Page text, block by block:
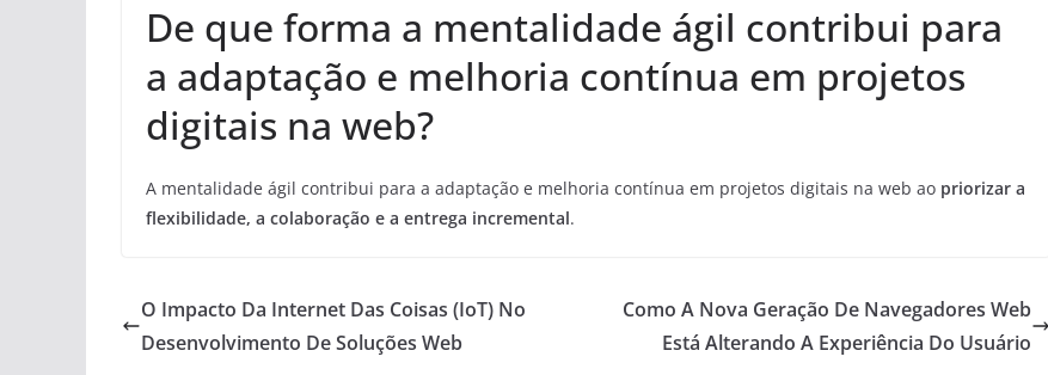
De que forma a mentalidade ágil contribui para
a adaptação e melhoria contínua em projetos
digitais na web?
A mentalidade ágil contribui para a adaptação e melhoria contínua em projetos digitais na web ao priorizar a
flexibilidade, a colaboração e a entrega incremental.
O Impacto Da Internet Das Coisas (IoT) No
Desenvolvimento De Soluções Web
Como A Nova Geração De Navegadores Web
Está Alterando A Experiência Do Usuário